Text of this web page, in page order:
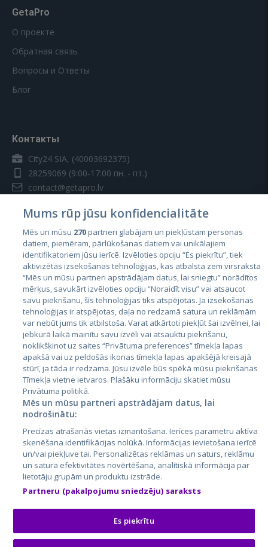
GetaPro
О проекте
Обратная связь
Вопросы и Ответы
Блог
Контакты
City24 SIA, (40003692375)
28259069 (9:00-17:00 пн. - пт.)
contact@getapro.lv
Страны
Эстония
Латвия
Литва
City24.lv
City24.ee
GetaPro.lv
GetaPro.ee
Skelbiu.lt
Autoplius.lt
Aruodas.lt
CVbankas.lt
Kainos.lt
Paslaugos.lt
auto24.ee
Osta.ee
KuldneBörs.ee
Mums rūp jūsu konfidencialitāte
Mēs un mūsu 270partneri glabājam un piekļūstam personas
datiem, piemēram, pārlūkošanas datiem vai unikālajiem
identifikatoriem jūsu ierīcē. Izvēloties opciju “Es piekrītu”, tiek
aktivizētas izsekošanas tehnoloģijas, kas atbalsta zem virsraksta
“Mēs un mūsu partneri apstrādājam datus, lai sniegtu” norādītos
mērķus, savukārt izvēloties opciju “Noraidīt visu” vai atsaucot
savu piekrišanu, šīs tehnoloģijas tiks atspējotas. Ja izsekošanas
tehnoloģijas ir atspējotas, daļa no redzamā satura un reklāmām
var nebūt jums tik atbilstoša. Varat atkārtoti piekļūt šai izvēlnei, lai
jebkurā laikā mainītu savu izvēli vai atsauktu piekrišanu,
noklikšķinot uz saites “Privātuma preferences” tīmekļa lapas
apakšā vai uz peldošās ikonas tīmekļa lapas apakšējā kreisajā
stūrī, ja tāda ir redzama. Jūsu izvēle būs spēkā mūsu piekrišanas
Tīmekļa vietne ietvaros. Plašāku informāciju skatiet mūsu
Privātuma politikā.
Mēs un mūsu partneri apstrādājam datus, lai
nodrošinātu:
Precīzas atrašanās vietas izmantošana. Ierīces parametru aktīva
skenēšana identifikācijas nolūkā. Informācijas ievietošana ierīcē
un/vai piekļuve tai. Personalizētas reklāmas un saturs, reklāmu
un satura efektivitātes novērtēšana, analītiskā informācija par
lietotāju grupām un produktu izstrāde.
Partneru (pakalpojumu sniedzēju) saraksts
Es piekrītu